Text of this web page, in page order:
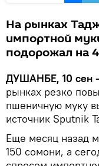
На рынках
импортной
подорожал на
ДУШАНБЕ, 10 сен
рынках резко
пшеничную муку
источник Sputnik
Еще месяц назад
150 сомони, а